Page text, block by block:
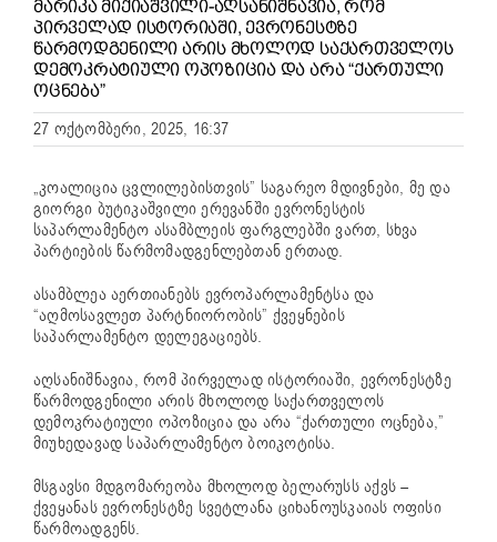
ᲛᲐᲠᲘᲙᲐ ᲛᲘᲥᲘᲐᲨᲕᲘᲚᲘ-ᲐᲦᲡᲐᲜᲘᲨᲜᲐᲕᲘᲐ, ᲠᲝᲛ
ᲞᲘᲠᲕᲔᲚᲐᲓ ᲘᲡᲢᲝᲠᲘᲐᲨᲘ, ᲔᲕᲠᲝᲜᲔᲡᲢᲖᲔ
ᲬᲐᲠᲛᲝᲓᲒᲔᲜᲘᲚᲘ ᲐᲠᲘᲡ ᲛᲮᲝᲚᲝᲓ ᲡᲐᲥᲐᲠᲗᲕᲔᲚᲝᲡ
ᲓᲔᲛᲝᲙᲠᲐᲢᲘᲣᲚᲘ ᲝᲞᲝᲖᲘᲪᲘᲐ ᲓᲐ ᲐᲠᲐ “ᲥᲐᲠᲗᲣᲚᲘ
ᲝᲪᲜᲔᲑᲐ”
27 ოქტომბერი, 2025, 16:37
„კოალიცია ცვლილებისთვის” საგარეო მდივნები, მე და
გიორგი ბუტიკაშვილი ერევანში ევრონესტის
საპარლამენტო ასამბლეის ფარგლებში ვართ, სხვა
პარტიების წარმომადგენლებთან ერთად.
ასამბლეა აერთიანებს ევროპარლამენტსა და
“აღმოსავლეთ პარტნიორობის” ქვეყნების
საპარლამენტო დელეგაციებს.
აღსანიშნავია, რომ პირველად ისტორიაში, ევრონესტზე
წარმოდგენილი არის მხოლოდ საქართველოს
დემოკრატიული ოპოზიცია და არა “ქართული ოცნება,”
მიუხედავად საპარლამენტო ბოიკოტისა.
მსგავსი მდგომარეობა მხოლოდ ბელარუსს აქვს –
ქვეყანას ევრონესტზე სვეტლანა ციხანოუსკაიას ოფისი
წარმოადგენს.